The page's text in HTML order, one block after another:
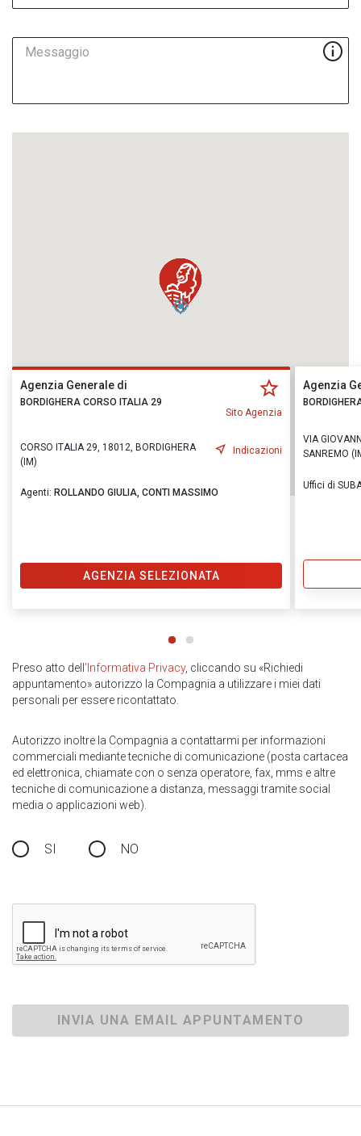
Messaggio
Agenzia Generale di
BORDIGHERA CORSO ITALIA 29
Sito Agenzia
CORSO ITALIA 29, 18012, BORDIGHERA
(IM)
Indicazioni
Agenti: ROLLANDO GIULIA, CONTI MASSIMO
AGENZIA SELEZIONATA
Agenzia
VIA
SANREMO
Uffici di
Preso atto dell ’Informativa Privacy, cliccando su «Richiedi
appuntamento» autorizzo la Compagnia a utilizzare i miei dati
personali per essere ricontattato.
Autorizzo inoltre la Compagnia a contattarmi per informazioni
commerciali mediante tecniche di comunicazione (posta cartacea
ed elettronica, chiamate con o senza operatore, fax, mms e altre
tecniche di comunicazione a distanza, messaggi tramite social
media o applicazioni web).
SI NO
INVIA UNA EMAIL APPUNTAMENTO